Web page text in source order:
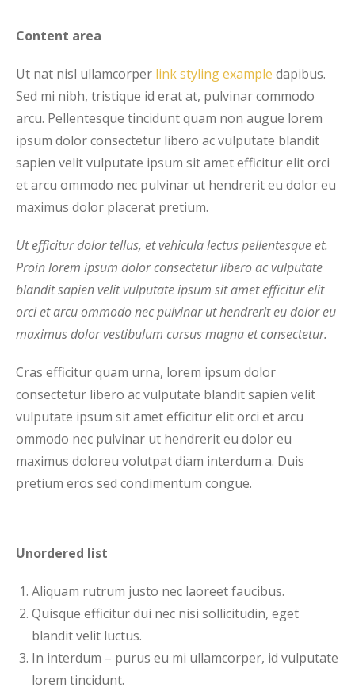
Content area
Ut nat nisl ullamcorper link styling example dapibus.
Sed mi nibh, tristique id erat at, pulvinar commodo
arcu. Pellentesque tincidunt quam non augue lorem
ipsum dolor consectetur libero ac vulputate blandit
sapien velit vulputate ipsum sit amet efficitur elit orci
et arcu ommodo nec pulvinar ut hendrerit eu dolor eu
maximus dolor placerat pretium.
Ut efficitur dolor tellus, et vehicula lectus pellentesque et.
Proin lorem ipsum dolor consectetur libero ac vulputate
blandit sapien velit vulputate ipsum sit amet efficitur elit
orci et arcu ommodo nec pulvinar ut hendrerit eu dolor eu
maximus dolor vestibulum cursus magna et consectetur.
Cras efficitur quam urna, lorem ipsum dolor
consectetur libero ac vulputate blandit sapien velit
vulputate ipsum sit amet efficitur elit orci et arcu
ommodo nec pulvinar ut hendrerit eu dolor eu
maximus doloreu volutpat diam interdum a. Duis
pretium eros sed condimentum congue.
Unordered list
Aliquam rutrum justo nec laoreet faucibus.
Quisque efficitur dui nec nisi sollicitudin, eget
blandit velit luctus.
In interdum – purus eu mi ullamcorper, id vulputate
lorem tincidunt.